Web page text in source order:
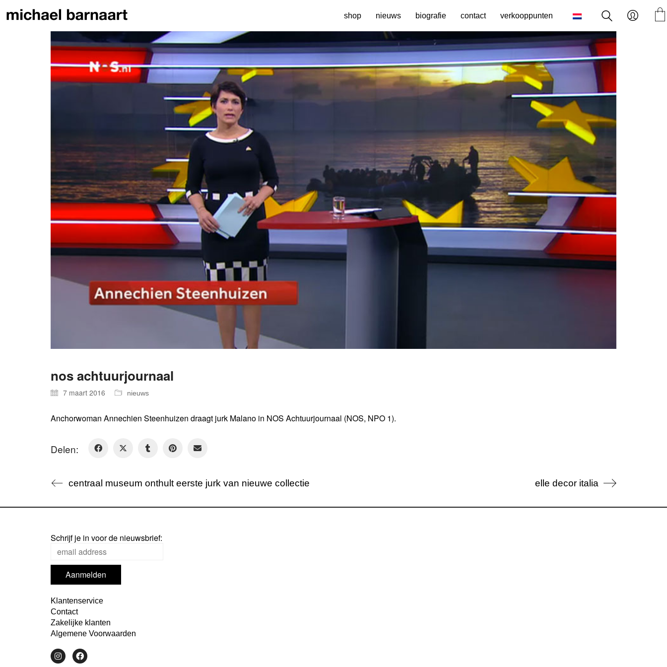
shop nieuws biografie contact verkooppunten
nos achtuurjournaal
7 maart 2016 nieuws
Anchorwoman Annechien Steenhuizen draagt jurk Malano in NOS Achtuurjournaal (NOS, NPO 1).
Delen:
centraal museum onthult eerste jurk van nieuwe collectie elle decor italia
Schrijf je in voor de nieuwsbrief:
Klantenservice
Contact
Zakelijke klanten
Algemene Voorwaarden